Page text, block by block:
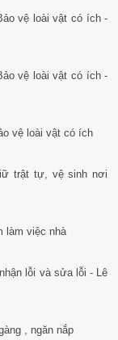
vệ loài vật có ích -
vệ loài vật có ích -
vệ loài vật có ích
trật tự, vệ sinh nơi
làm việc nhà
lỗi và sửa lỗi - Lê
, ngăn nắp